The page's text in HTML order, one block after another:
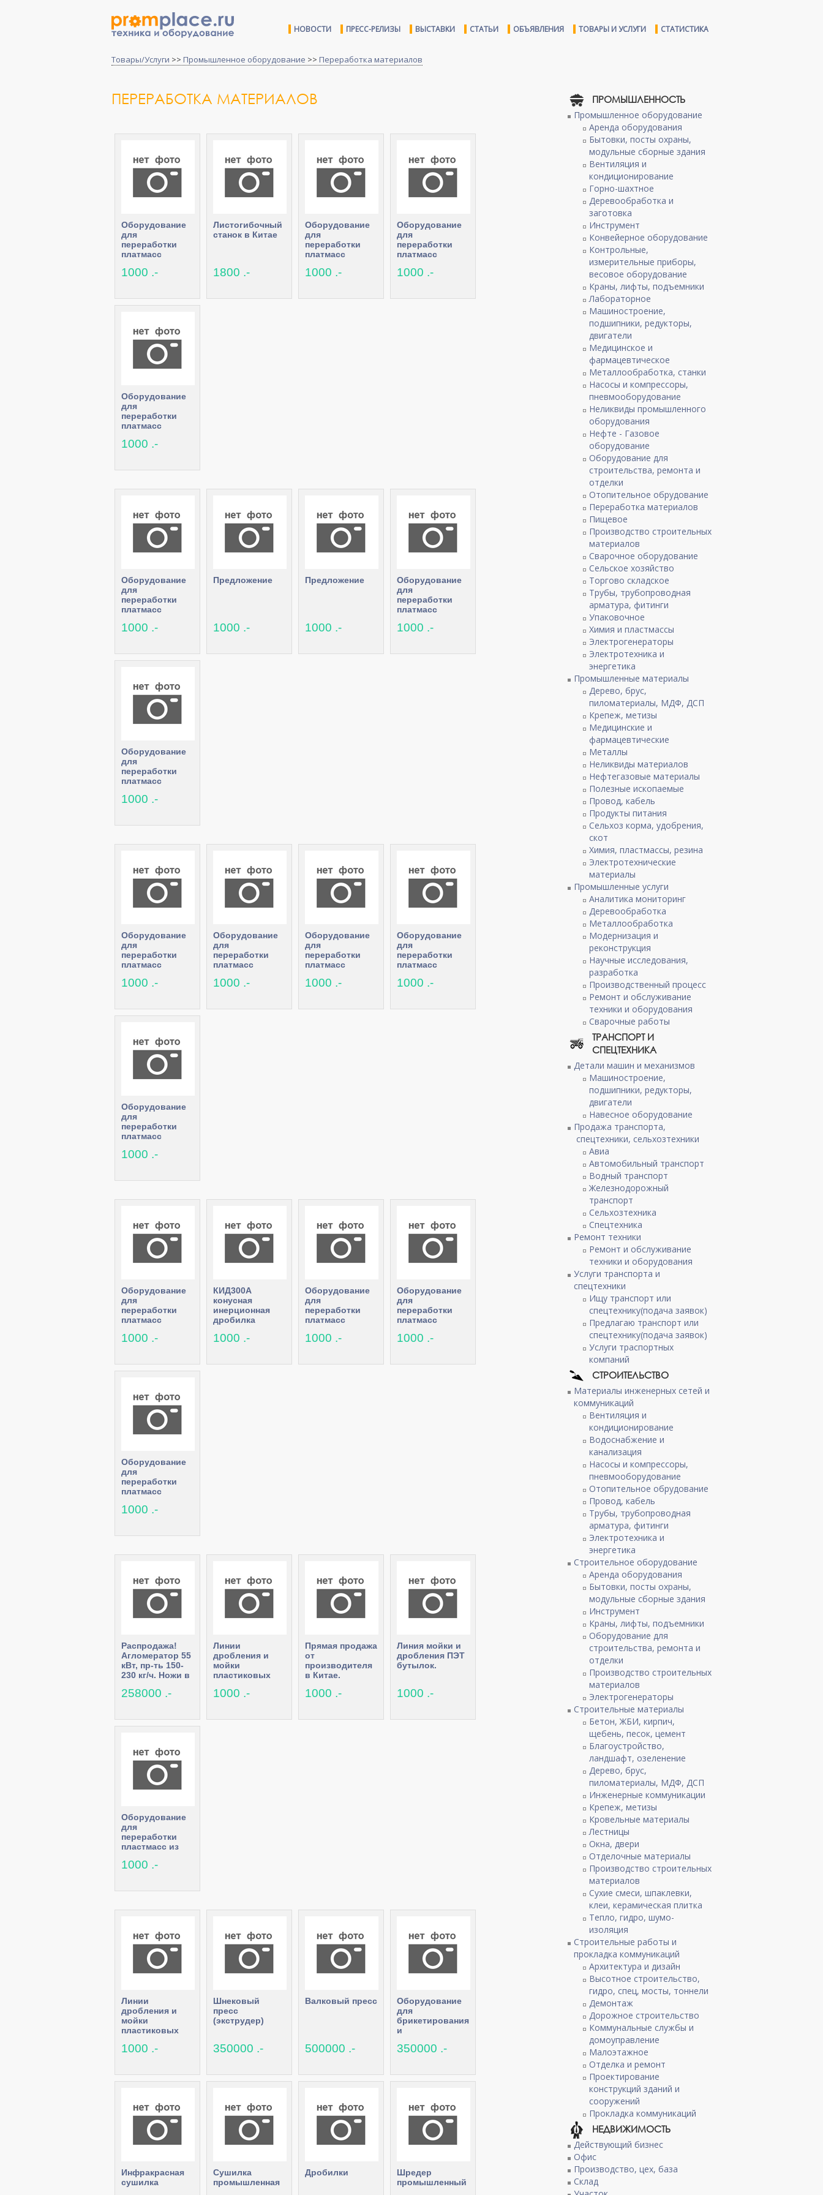
НОВОСТИ ПРЕСС-РЕЛИЗЫ ВЫСТАВКИ СТАТЬИ ОБЪЯВЛЕНИЯ ТОВАРЫ И УСЛУГИ СТАТИСТИКА
Товары/Услуги >> Промышленное оборудование >> Переработка материалов
ПЕРЕРАБОТКА МАТЕРИАЛОВ
Оборудование
для
переработки
платмасс
1000 .-
Листогибочный
станок в Китае
1800 .-
Оборудование
для
переработки
платмасс
1000 .-
Оборудование
для
переработки
платмасс
1000 .-
Оборудование
для
переработки
платмасс
1000 .-
Оборудование
для
переработки
платмасс
1000 .-
Предложение
1000 .-
Предложение
1000 .-
Оборудование
для
переработки
платмасс
1000 .-
Оборудование
для
переработки
платмасс
1000 .-
Оборудование
для
переработки
платмасс
1000 .-
Оборудование
для
переработки
платмасс
1000 .-
Оборудование
для
переработки
платмасс
1000 .-
Оборудование
для
переработки
платмасс
1000 .-
Оборудование
для
переработки
платмасс
1000 .-
Оборудование
для
переработки
платмасс
1000 .-
КИД300А
конусная
инерционная
дробилка
1000 .-
Оборудование
для
переработки
платмасс
1000 .-
Оборудование
для
переработки
платмасс
1000 .-
Оборудование
для
переработки
платмасс
1000 .-
Распродажа!
Агломератор 55
кВт, пр-ть 150-
230 кг/ч. Ножи в
ограничено!
258000 .-
Линии
дробления и
мойки
пластиковых
плёнки, шредер,
1000 .-
Прямая продажа
от
производителя
в Китае.
для
1000 .-
Линия мойки и
дробления ПЭТ
бутылок.
1000 .-
Оборудование
для
переработки
пластмасс из
контакты и цена
1000 .-
Линии
дробления и
мойки
пластиковых
плёнки, шредер,
шнеки
1000 .-
Шнековый
пресс
(экструдер)
350000 .-
Валковый пресс
500000 .-
Оборудование
для
брикетирования
и
350000 .-
Инфракрасная
сушилка
Сушилка
промышленная
Дробилки
Шредер
промышленный
ПРОМЫШЛЕННОСТЬ
Промышленное оборудование
Аренда оборудования
Бытовки, посты охраны,
модульные сборные здания
Вентиляция и
кондиционирование
Горно-шахтное
Деревообработка и
заготовка
Инструмент
Конвейерное оборудование
Контрольные,
измерительные приборы,
весовое оборудование
Краны, лифты, подъемники
Лабораторное
Машиностроение,
подшипники, редукторы,
двигатели
Медицинское и
фармацевтическое
Металлообработка, станки
Насосы и компрессоры,
пневмооборудование
Неликвиды промышленного
оборудования
Нефте - Газовое
оборудование
Оборудование для
строительства, ремонта и
отделки
Отопительное обрудование
Переработка материалов
Пищевое
Производство строительных
материалов
Сварочное оборудование
Сельское хозяйство
Торгово складское
Трубы, трубопроводная
арматура, фитинги
Упаковочное
Химия и пластмассы
Электрогенераторы
Электротехника и
энергетика
Промышленные материалы
Дерево, брус,
пиломатериалы, МДФ, ДСП
Крепеж, метизы
Медицинские и
фармацевтические
Металлы
Неликвиды материалов
Нефтегазовые материалы
Полезные ископаемые
Провод, кабель
Продукты питания
Сельхоз корма, удобрения,
скот
Химия, пластмассы, резина
Электротехнические
материалы
Промышленные услуги
Аналитика мониторинг
Деревообработка
Металлообработка
Модернизация и
реконструкция
Научные исследования,
разработка
Производственный процесс
Ремонт и обслуживание
техники и оборудования
Сварочные работы
ТРАНСПОРТ И
СПЕЦТЕХНИКА
Детали машин и механизмов
Машиностроение,
подшипники, редукторы,
двигатели
Навесное оборудование
Продажа транспорта,
спецтехники, сельхозтехники
Авиа
Автомобильный транспорт
Водный транспорт
Железнодорожный
транспорт
Сельхозтехника
Спецтехника
Ремонт техники
Ремонт и обслуживание
техники и оборудования
Услуги транспорта и
спецтехники
Ищу транспорт или
спецтехнику(подача заявок)
Предлагаю транспорт или
спецтехнику(подача заявок)
Услуги траспортных
компаний
СТРОИТЕЛЬСТВО
Материалы инженерных сетей и
коммуникаций
Вентиляция и
кондиционирование
Водоснабжение и
канализация
Насосы и компрессоры,
пневмооборудование
Отопительное обрудование
Провод, кабель
Трубы, трубопроводная
арматура, фитинги
Электротехника и
энергетика
Строительное оборудование
Аренда оборудования
Бытовки, посты охраны,
модульные сборные здания
Инструмент
Краны, лифты, подъемники
Оборудование для
строительства, ремонта и
отделки
Производство строительных
материалов
Электрогенераторы
Строительные материалы
Бетон, ЖБИ, кирпич,
щебень, песок, цемент
Благоустройство,
ландшафт, озеленение
Дерево, брус,
пиломатериалы, МДФ, ДСП
Инженерные коммуникации
Крепеж, метизы
Кровельные материалы
Лестницы
Окна, двери
Отделочные материалы
Производство строительных
материалов
Сухие смеси, шпаклевки,
клеи, керамическая плитка
Тепло, гидро, шумо-
изоляция
Строительные работы и
прокладка коммуникаций
Архитектура и дизайн
Высотное строительство,
гидро, спец, мосты, тоннели
Демонтаж
Дорожное строительство
Коммунальные службы и
домоуправление
Малоэтажное
Отделка и ремонт
Проектирование
конструкций зданий и
сооружений
Прокладка коммуникаций
НЕДВИЖИМОСТЬ
Действующий бизнес
Офис
Производство, цех, база
Склад